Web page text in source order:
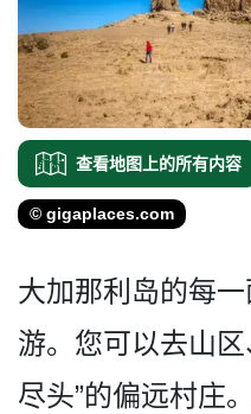
查看地图上的所有内容
© gigaplaces.com
大加那利岛的每
游。您可以去山
尽头­”的偏远村庄